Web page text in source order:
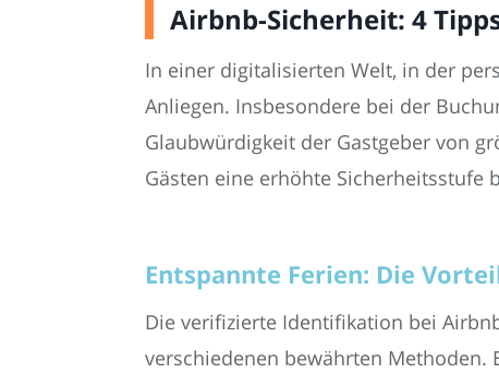
Airbnb-Sicherheit: 4
In einer digitalisierten Welt, in der
Anliegen. Insbesondere bei der
Glaubwürdigkeit der Gastgeber von
Gästen eine erhöhte Sicherheitsstufe
Entspannte Ferien: Die
Die verifizierte Identifikation bei
verschiedenen bewährten Methoden.